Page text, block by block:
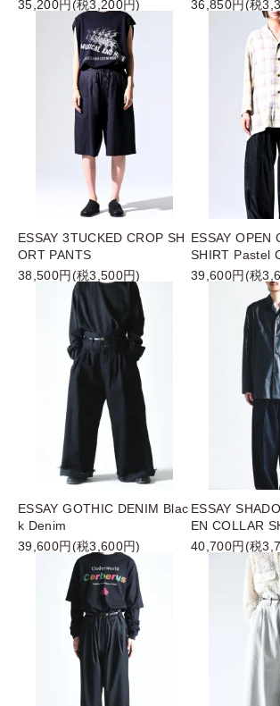
35,200円(税3,200円)
36,850円(税
ESSAY 3TUCKED CROP SH
ORT PANTS
38,500円(税3,500円)
ESSAY OPEN
SHIRT Pastel
39,600円(税
ESSAY GOTHIC DENIM Blac
k Denim
39,600円(税3,600円)
ESSAY
EN COLLAR
40,700円(税